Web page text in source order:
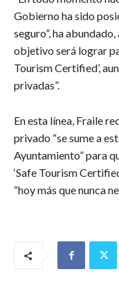
Gobierno ha sido
seguro”, ha
objetivo será lograr
Tourism Certified’,
privadas”.
En esta línea, Fraile
privado “se sume a
Ayuntamiento” para
‘Safe Tourism
“hoy más que nunca